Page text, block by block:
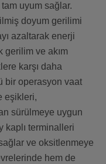
uyum sağlar.
doyum gerilimi
azaltarak enerji
gerilim ve akım
karşı daha
bir operasyon vaat
eşikleri,
sürülmeye uygun
kaplı terminalleri
ve oksitlenmeye
hem de